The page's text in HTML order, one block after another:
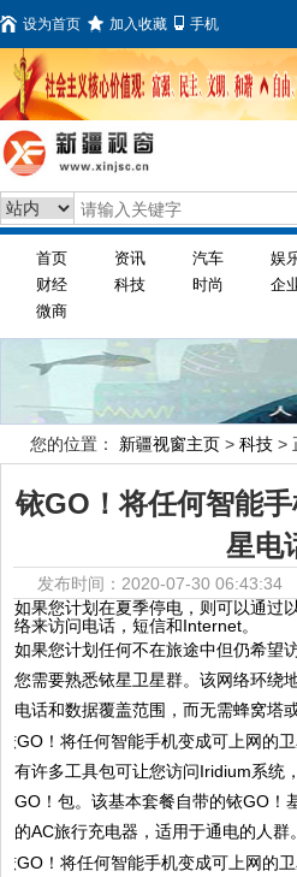
设为首页 加入收藏 手机
首页 资讯 汽车 娱
财经
科技 时尚 企
微商
您的位置： 新疆视窗主页 > 科技 >
铱GO！将任何智能
星电
发布时间：2020-07-30
如果您计划在夏季停电，则可以通过
络来访问电话，短信和Internet。
如果您计划任何不在旅途中但仍希望
您需要熟悉铱星卫星群。该网络环绕
电话和数据覆盖范围，而无需蜂窝塔
有许多工具包可让您访问Iridium系统
GO！包。该基本套餐自带的铱GO！
的AC旅行充电器，适用于通电的人群。